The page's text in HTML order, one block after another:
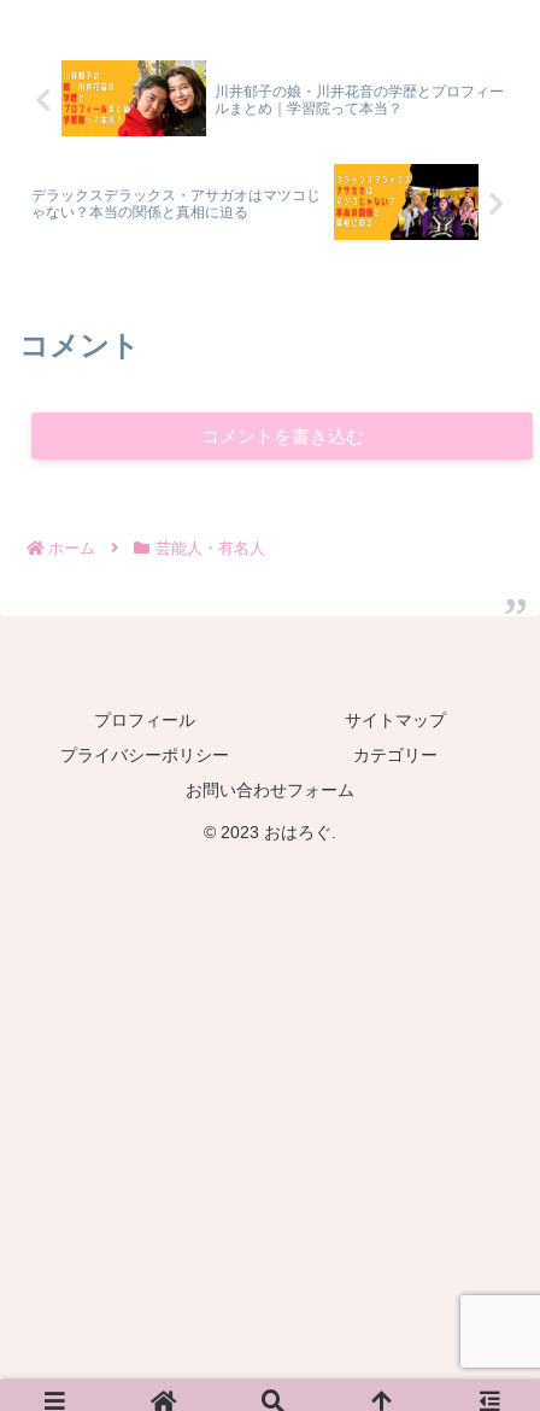
川井郁子の娘・川井花音の学歴とプロフィー
ルまとめ｜学習院って本当？
デラックスデラックス・アサガオはマツコじ
ゃない？本当の関係と真相に迫る
コメント
コメントを書き込む
ホーム 芸能人・有名人
プロフィール
サイトマップ
プライバシーポリシー
カテゴリー
お問い合わせフォーム
© 2023 おはろぐ.